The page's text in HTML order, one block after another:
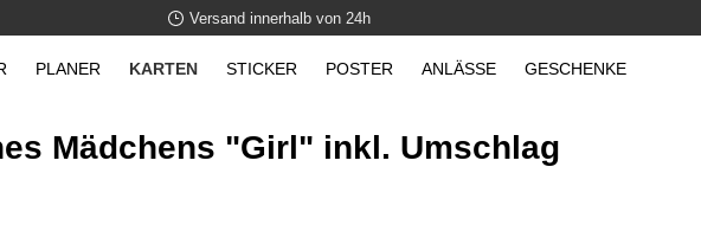
Versand innerhalb von 24h
PLANER KARTEN STICKER POSTER ANLÄSSE GESCHENKE
Mädchens "Girl" inkl. Umschlag